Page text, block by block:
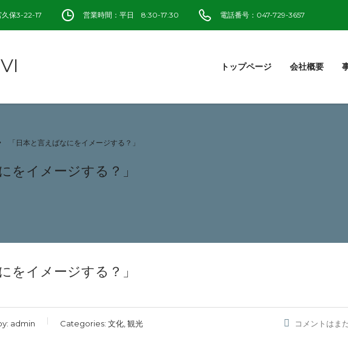
保3-22-17 営業時間：平日 8:30-17:30 電話番号：047-729-3657
トップページ 会社概要
「日本と言えばなにをイメージする？」
をイメージする？」
をイメージする？」
admin Categories: 文化, 観光 コメントはま